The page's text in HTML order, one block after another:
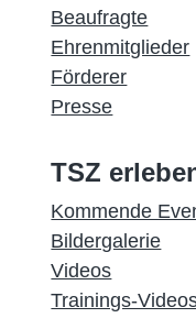
Beaufragte
Ehrenmitglieder
Förderer
Presse
TSZ
Kommende
Bildergalerie
Videos
Trainings-